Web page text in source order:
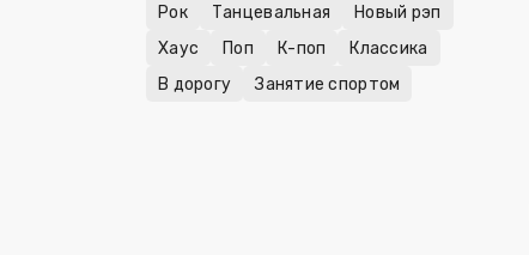
Рок Танцевальная
Новый рэп
Хаус
Поп К-поп
Классика
В дорогу
Занятие спортом